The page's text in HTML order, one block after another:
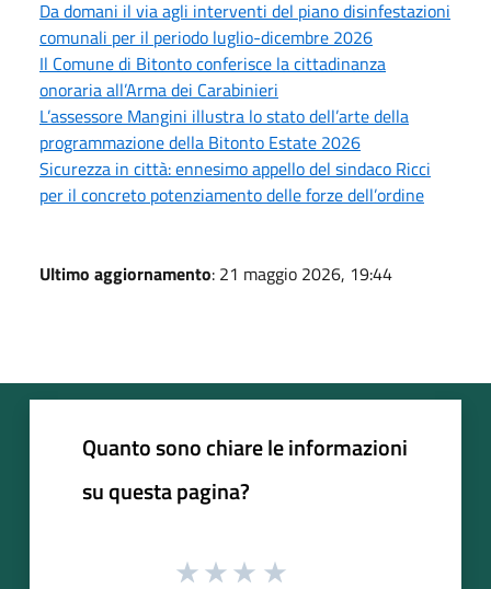
Da domani il via agli interventi del piano disinfestazioni
comunali per il periodo luglio-dicembre 2026
Il Comune di Bitonto conferisce la cittadinanza
onoraria all’Arma dei Carabinieri
L’assessore Mangini illustra lo stato dell’arte della
programmazione della Bitonto Estate 2026
Sicurezza in città: ennesimo appello del sindaco Ricci
per il concreto potenziamento delle forze dell’ordine
Ultimo aggiornamento: 21 maggio 2026, 19:44
Quanto sono chiare le informazioni
su questa pagina?